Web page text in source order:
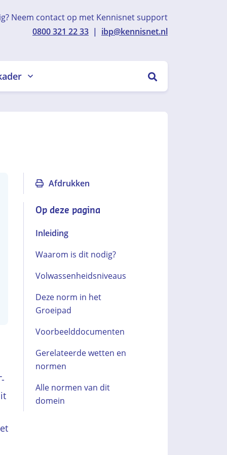
Neem contact op met Kennisnet support
0800 321 22 33 | ibp@kennisnet.nl
ZOEKEN
Afdrukken
Op deze pagina
Inleiding
Waarom is dit nodig?
Volwassenheidsniveaus
Deze norm in het
Groeipad
Voorbeelddocumenten
Gerelateerde wetten en
normen
Alle normen van dit
domein